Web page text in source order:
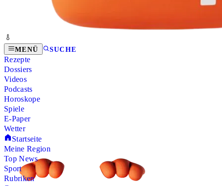
MENÜ SUCHE
Rezepte
Dossiers
Videos
Podcasts
Horoskope
Spiele
E-Paper
Wetter
Startseite
Meine Region
Top News
Sport
Rubriken